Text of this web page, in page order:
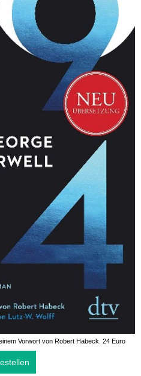
Vorwort von Robert Habeck. 24 Euro